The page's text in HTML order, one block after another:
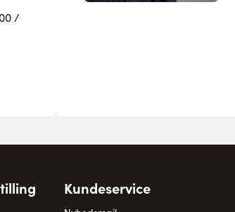
/
Kundeservice